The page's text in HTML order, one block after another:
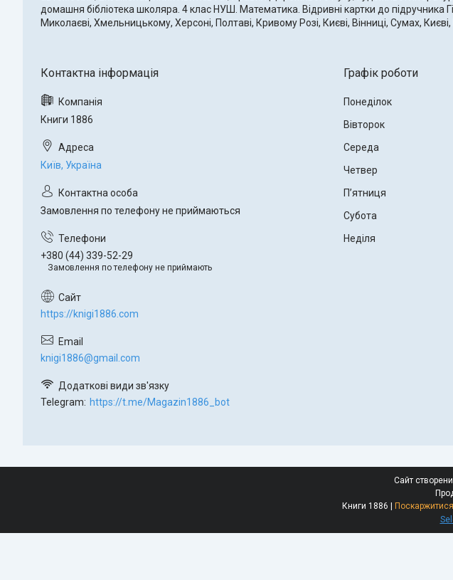
домашня бібліотека школяра. 4 клас НУШ. Математика. Відривні картки до підручника
Миколаєві, Хмельницькому, Херсоні, Полтаві, Кривому Розі, Києві, Вінниці, Сумах,
Книги 1886
Київ, Україна
Замовлення по телефону не приймаються
+380 (44) 339-52-29
Замовлення по телефону не приймають
https://knigi1886.com
knigi1886@gmail.com
Telegram https://t.me/Magazin1886_bot
Графік роботи
Понеділок
Вівторок
Середа
Четвер
Пʼятниця
Субота
Неділя
Сайт